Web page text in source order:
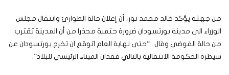
من جهته يؤكد خالد محمد نور، أن إعلان حالة الطوارئ وانتقال مجلس
الوزراء الى مدينة بورتسودان ضرورة حتمية محذرا من أن المدينة تقترب
من حالة الفوضى وقال : “حتى نهاية العام اتوقع ان تخرج بورتسودان عن
سيطرة الحكومة الانتقالية بالتالي فقدان الميناء الرئيسي للبلاد”.